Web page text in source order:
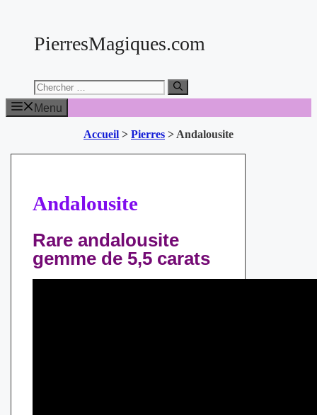
contenuPierresMagiques.com
Chercher:
Menu
Accueil > Pierres > Andalousite
Andalousite
Rare andalousite
gemme de 5,5 carats